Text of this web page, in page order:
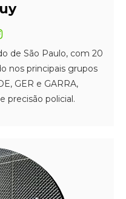
de São Paulo, com 20
nos principais grupos
GER e GARRA,
precisão policial.